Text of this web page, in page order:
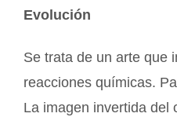
Evolución
Se trata de un arte que
reacciones químicas.
La imagen invertida del